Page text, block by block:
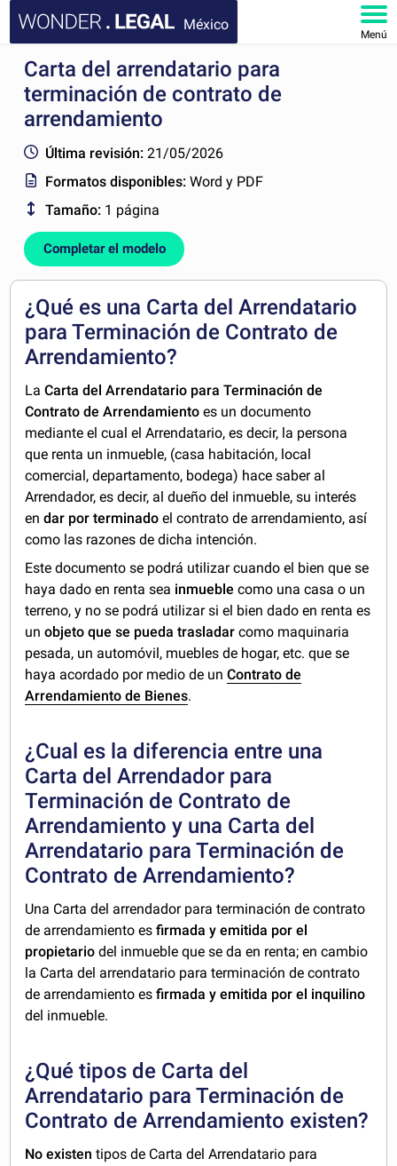
México
Menú
INICIO
DOCUMENTOS
FAQ
MI CUENTA
Carta del arrendatario para
terminación de contrato de
arrendamiento
Última revisión: 21/05/2026
Formatos disponibles:Word y PDF
Tamaño: 1 página
Completar el modelo
¿Qué es una Carta del Arrendatario
para Terminación de Contrato de
Arrendamiento?
LaCarta del Arrendatario para Terminación de
Contrato de Arrendamiento es un documento
mediante el cual el Arrendatario, es decir, la persona
que renta un inmueble, (casa habitación, local
comercial, departamento, bodega) hace saber al
Arrendador, es decir, al dueño del inmueble, su interés
endar por terminadoel contrato de arrendamiento, así
como las razones de dicha intención.
Este documento se podrá utilizar cuando el bien que se
haya dado en renta sea inmueble como una casa o un
terreno, y no se podrá utilizar si el bien dado en renta es
unobjeto que se pueda trasladarcomo maquinaria
pesada, un automóvil, muebles de hogar, etc. que se
haya acordado por medio de unContrato de
Arrendamiento de Bienes.
¿Cual es la diferencia entre una
Carta del Arrendador para
Terminación de Contrato de
Arrendamiento y una Carta del
Arrendatario para Terminación de
Contrato de Arrendamiento?
Una Carta del arrendador para terminación de contrato
de arrendamiento esfirmada y emitida por el
propietario del inmueble que se da en renta; en cambio
la Carta del arrendatario para terminación de contrato
de arrendamiento esfirmada y emitida por el inquilino
del inmueble.
¿Qué tipos de Carta del
Arrendatario para Terminación de
Contrato de Arrendamiento existen?
No existen tipos de Carta del Arrendatario para